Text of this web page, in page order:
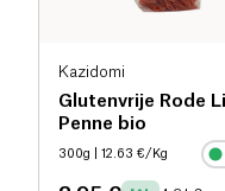
Kazidomi
Glutenvrije Rode
Penne bio
300g | 12.63 €/Kg